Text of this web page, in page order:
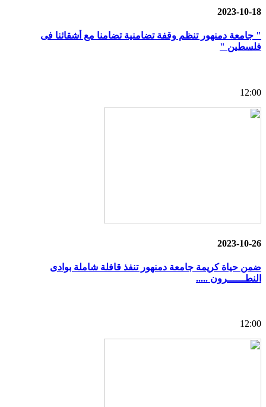
2023-10-18
" جامعة دمنهور تنظم وقفة تضامنية تضامنا مع أشقائنا فى
فلسطين "
12:00
2023-10-26
ضمن حياة كريمة جامعة دمنهور تنفذ قافلة شاملة بوادى
النطــــــرون .....
12:00